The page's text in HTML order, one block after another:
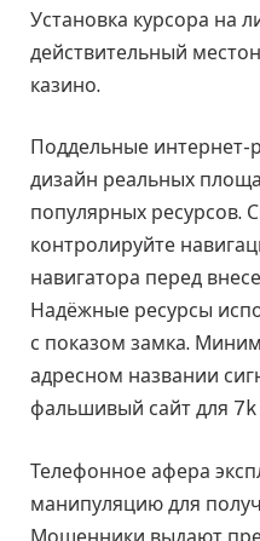
Установка курсора на
действительный
казино.
Поддельные интернет-
дизайн реальных
популярных ресурсов.
контролируйте
навигатора перед
Надёжные ресурсы
с показом замка.
адресном названии
фальшивый сайт для 7k
Телефонное афера
манипуляцию для